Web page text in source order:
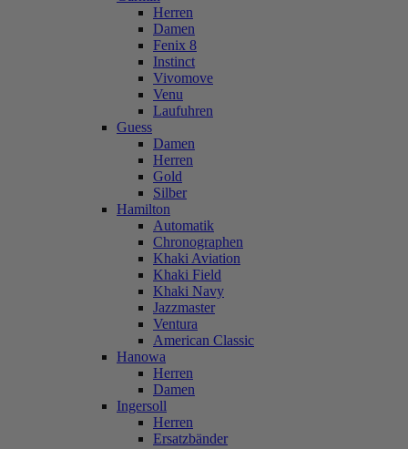
Herren
Damen
Fenix 8
Instinct
Vivomove
Venu
Laufuhren
Guess
Damen
Herren
Gold
Silber
Hamilton
Automatik
Chronographen
Khaki Aviation
Khaki Field
Khaki Navy
Jazzmaster
Ventura
American Classic
Hanowa
Herren
Damen
Ingersoll
Herren
Ersatzbänder